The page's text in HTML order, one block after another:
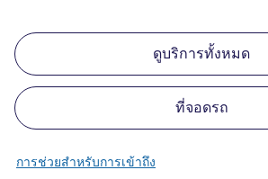
ดูบริการทั้งหมด
ที่จอดรถ
การช่วยสำหรับการเข้าถึง